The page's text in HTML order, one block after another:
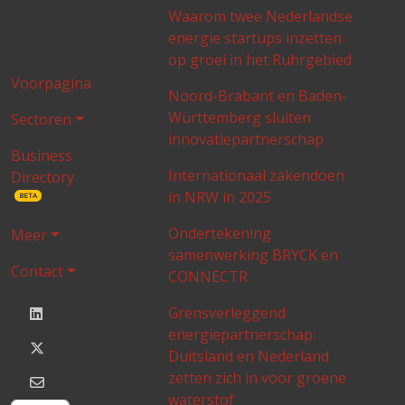
Voorpagina
Sectoren
Business
Directory
BETA
Meer
Contact
Waarom twee Nederlandse
energie startups inzetten
op groei in het Ruhrgebied
Noord-Brabant en Baden-
Württemberg sluiten
innovatiepartnerschap
Internationaal zakendoen
in NRW in 2025
Ondertekening
samenwerking BRYCK en
CONNECTR
Grensverleggend
energiepartnerschap:
Duitsland en Nederland
zetten zich in voor groene
waterstof